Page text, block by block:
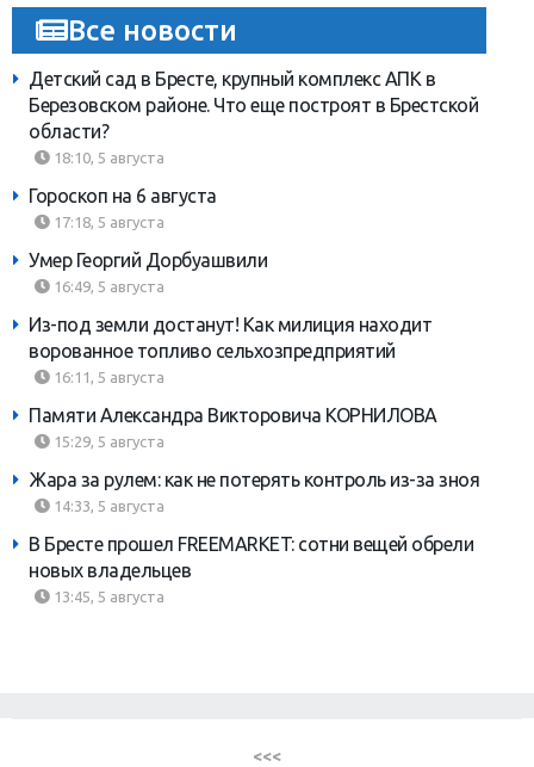
Все новости
Детский сад в Бресте, крупный комплекс АПК в
Березовском районе. Что еще построят в Брестской
области?
18:10, 5 августа
Гороскоп на 6 августа
17:18, 5 августа
Умер Георгий Дорбуашвили
16:49, 5 августа
Из-под земли достанут! Как милиция находит
ворованное топливо сельхозпредприятий
16:11, 5 августа
Памяти Александра Викторовича КОРНИЛОВА
15:29, 5 августа
Жара за рулем: как не потерять контроль из-за зноя
14:33, 5 августа
В Бресте прошел FREEMARKET: сотни вещей обрели
новых владельцев
13:45, 5 августа
<<<